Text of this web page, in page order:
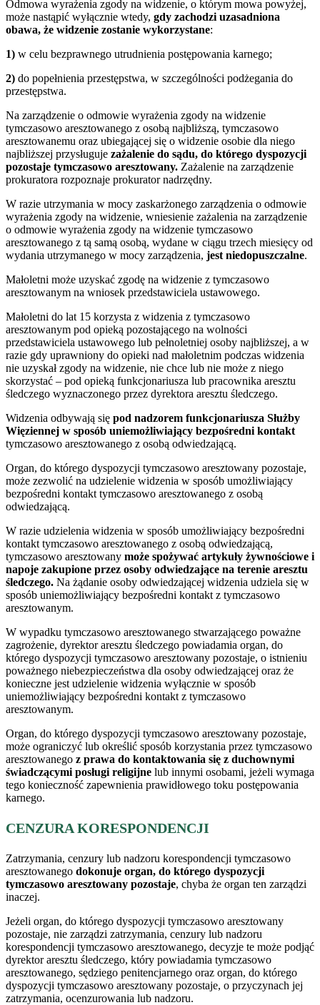
Odmowa wyrażenia zgody na widzenie, o którym mowa powyżej,
może nastąpić wyłącznie wtedy, gdy zachodzi uzasadniona
obawa, że widzenie zostanie wykorzystane:
1) w celu bezprawnego utrudnienia postępowania karnego;
2) do popełnienia przestępstwa, w szczególności podżegania do
przestępstwa.
Na zarządzenie o odmowie wyrażenia zgody na widzenie
tymczasowo aresztowanego z osobą najbliższą, tymczasowo
aresztowanemu oraz ubiegającej się o widzenie osobie dla niego
najbliższej przysługuje zażalenie do sądu, do którego dyspozycji
pozostaje tymczasowo aresztowany. Zażalenie na zarządzenie
prokuratora rozpoznaje prokurator nadrzędny.
W razie utrzymania w mocy zaskarżonego zarządzenia o odmowie
wyrażenia zgody na widzenie, wniesienie zażalenia na zarządzenie
o odmowie wyrażenia zgody na widzenie tymczasowo
aresztowanego z tą samą osobą, wydane w ciągu trzech miesięcy od
wydania utrzymanego w mocy zarządzenia, jest niedopuszczalne.
Małoletni może uzyskać zgodę na widzenie z tymczasowo
aresztowanym na wniosek przedstawiciela ustawowego.
Małoletni do lat 15 korzysta z widzenia z tymczasowo
aresztowanym pod opieką pozostającego na wolności
przedstawiciela ustawowego lub pełnoletniej osoby najbliższej, a w
razie gdy uprawniony do opieki nad małoletnim podczas widzenia
nie uzyskał zgody na widzenie, nie chce lub nie może z niego
skorzystać – pod opieką funkcjonariusza lub pracownika aresztu
śledczego wyznaczonego przez dyrektora aresztu śledczego.
Widzenia odbywają się pod nadzorem funkcjonariusza Służby
Więziennej w sposób uniemożliwiający bezpośredni kontakt
tymczasowo aresztowanego z osobą odwiedzającą.
Organ, do którego dyspozycji tymczasowo aresztowany pozostaje,
może zezwolić na udzielenie widzenia w sposób umożliwiający
bezpośredni kontakt tymczasowo aresztowanego z osobą
odwiedzającą.
W razie udzielenia widzenia w sposób umożliwiający bezpośredni
kontakt tymczasowo aresztowanego z osobą odwiedzającą,
tymczasowo aresztowany może spożywać artykuły żywnościowe i
napoje zakupione przez osoby odwiedzające na terenie aresztu
śledczego. Na żądanie osoby odwiedzającej widzenia udziela się w
sposób uniemożliwiający bezpośredni kontakt z tymczasowo
aresztowanym.
W wypadku tymczasowo aresztowanego stwarzającego poważne
zagrożenie, dyrektor aresztu śledczego powiadamia organ, do
którego dyspozycji tymczasowo aresztowany pozostaje, o istnieniu
poważnego niebezpieczeństwa dla osoby odwiedzającej oraz że
konieczne jest udzielenie widzenia wyłącznie w sposób
uniemożliwiający bezpośredni kontakt z tymczasowo
aresztowanym.
Organ, do którego dyspozycji tymczasowo aresztowany pozostaje,
może ograniczyć lub określić sposób korzystania przez tymczasowo
aresztowanego z prawa do kontaktowania się z duchownymi
świadczącymi posługi religijne lub innymi osobami, jeżeli wymaga
tego konieczność zapewnienia prawidłowego toku postępowania
karnego.
CENZURA KORESPONDENCJI
Zatrzymania, cenzury lub nadzoru korespondencji tymczasowo
aresztowanego dokonuje organ, do którego dyspozycji
tymczasowo aresztowany pozostaje, chyba że organ ten zarządzi
inaczej.
Jeżeli organ, do którego dyspozycji tymczasowo aresztowany
pozostaje, nie zarządzi zatrzymania, cenzury lub nadzoru
korespondencji tymczasowo aresztowanego, decyzje te może podjąć
dyrektor aresztu śledczego, który powiadamia tymczasowo
aresztowanego, sędziego penitencjarnego oraz organ, do którego
dyspozycji tymczasowo aresztowany pozostaje, o przyczynach jej
zatrzymania, ocenzurowania lub nadzoru.